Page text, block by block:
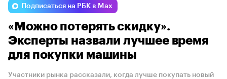
Подписаться на РБК в Max
«Можно потерять скидку».
Эксперты назвали лучшее время
для покупки машины
Участники рынка рассказали, когда лучше покупать новый